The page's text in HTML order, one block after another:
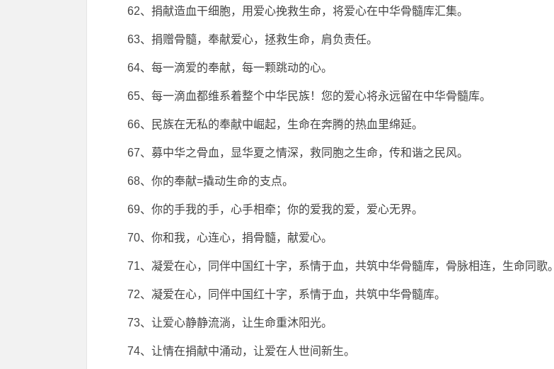
62、捐献造血干细胞，用爱心挽救生命，将爱心在中华骨髓库汇集。
63、捐赠骨髓，奉献爱心，拯救生命，肩负责任。
64、每一滴爱的奉献，每一颗跳动的心。
65、每一滴血都维系着整个中华民族！您的爱心将永远留在中华骨髓库。
66、民族在无私的奉献中崛起，生命在奔腾的热血里绵延。
67、募中华之骨血，显华夏之情深，救同胞之生命，传和谐之民风。
68、你的奉献=撬动生命的支点。
69、你的手我的手，心手相牵；你的爱我的爱，爱心无界。
70、你和我，心连心，捐骨髓，献爱心。
71、凝爱在心，同伴中国红十字，系情于血，共筑中华骨髓库，骨脉相连，生命同歌。
72、凝爱在心，同伴中国红十字，系情于血，共筑中华骨髓库。
73、让爱心静静流淌，让生命重沐阳光。
74、让情在捐献中涌动，让爱在人世间新生。